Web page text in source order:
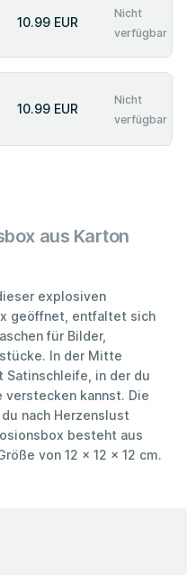
10.99 EUR
Nicht
verfügbar
10.99 EUR
Nicht
verfügbar
aus Karton
explosiven
geöffnet, entfaltet sich
für Bilder,
In der Mitte
Satinschleife, in der du
verstecken kannst. Die
nach Herzenslust
besteht aus
von 12 x 12 x 12 cm.